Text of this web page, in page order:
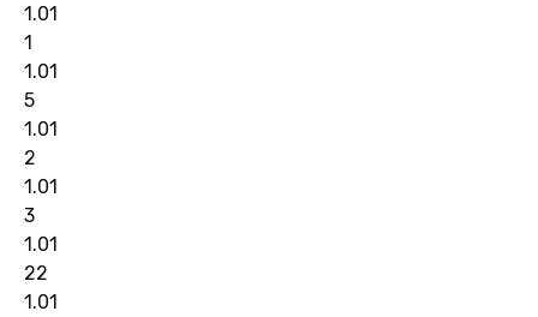
1.01
1
1.01
5
1.01
2
1.01
3
1.01
22
1.01